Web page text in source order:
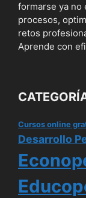
formarse ya no
procesos,
retos
Aprende con
Cursos online
Desarrollo